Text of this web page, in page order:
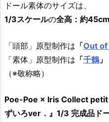
ドール素体のサイズは、
1/3スケールの全高：約45cm
「頭部」原型制作は 「Out of
「素体」原型制作は 「千鶴
（※敬称略）
Poe-Poe × Iris Collect petit
ずいろver．』1/3 完成品ド